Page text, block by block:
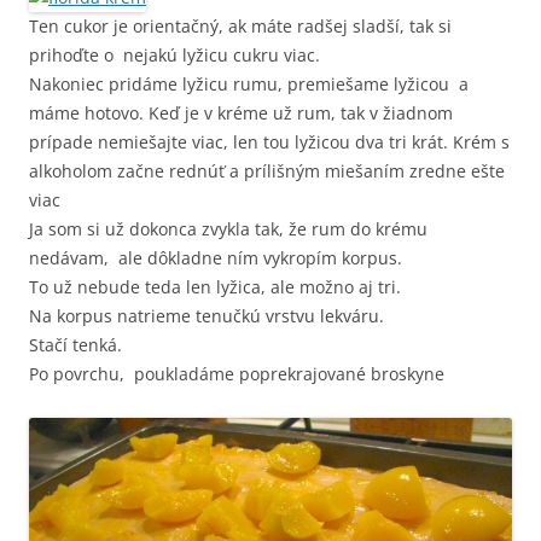
Ten cukor je orientačný, ak máte radšej sladší, tak si
prihoďte o nejakú lyžicu cukru viac.
Nakoniec pridáme lyžicu rumu, premiešame lyžicou a
máme hotovo. Keď je v kréme už rum, tak v žiadnom
prípade nemiešajte viac, len tou lyžicou dva tri krát. Krém s
alkoholom začne rednúť a prílišným miešaním zredne ešte
viac
Ja som si už dokonca zvykla tak, že rum do krému
nedávam, ale dôkladne ním vykropím korpus.
To už nebude teda len lyžica, ale možno aj tri.
Na korpus natrieme tenučkú vrstvu lekváru.
Stačí tenká.
Po povrchu, poukladáme poprekrajované broskyne